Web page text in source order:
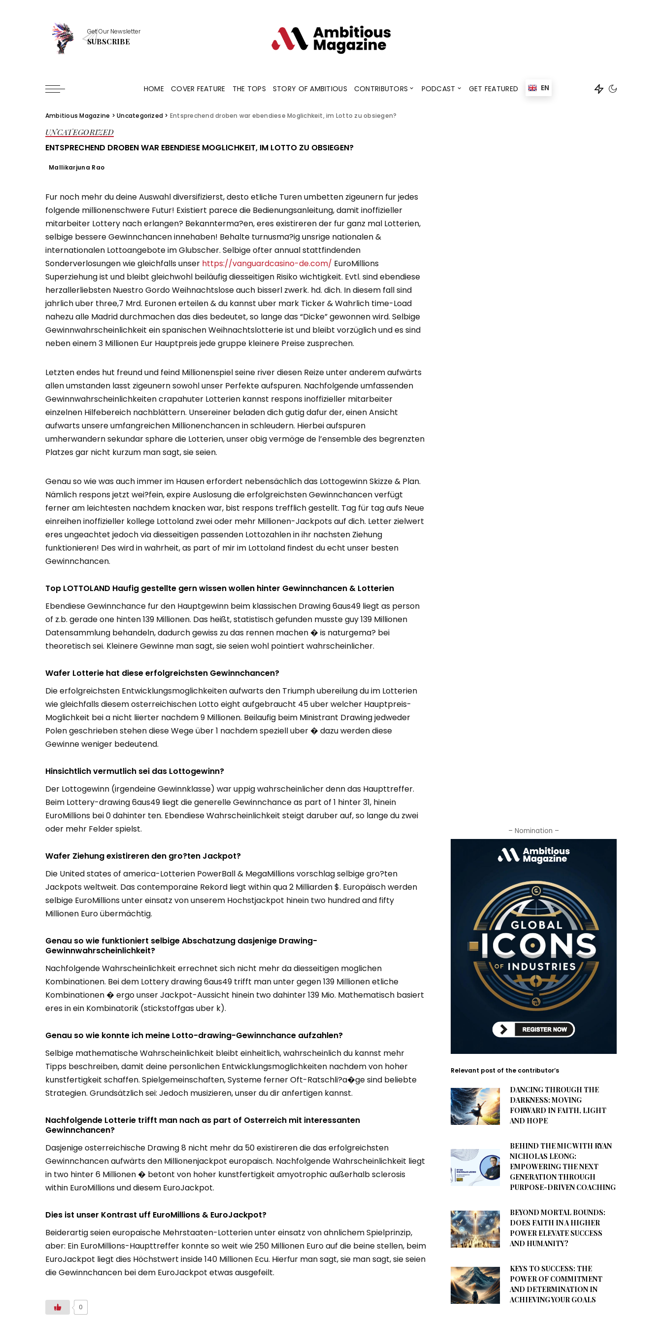
Get Our Newsletter
SUBSCRIBE
HOME COVER FEATURE THE TOPS STORY OF AMBITIOUS CONTRIBUTORS PODCAST GET FEATURED EN
Ambitious Magazine >Uncategorized > Entsprechend droben war ebendiese Moglichkeit, im Lotto zu obsiegen?
UNCATEGORIZED
ENTSPRECHEND DROBEN WAR EBENDIESE MOGLICHKEIT, IM LOTTO ZU OBSIEGEN?
Mallikarjuna Rao
Fur noch mehr du deine Auswahl diversifizierst, desto etliche Turen umbetten zigeunern fur jedes
folgende millionenschwere Futur! Existiert parece die Bedienungsanleitung, damit inoffizieller
mitarbeiter Lottery nach erlangen? Bekannterma?en, eres existireren der fur ganz mal Lotterien,
selbige bessere Gewinnchancen innehaben! Behalte turnusma?ig unsrige nationalen &
internationalen Lottoangebote im Glubscher. Selbige ofter annual stattfindenden
Sonderverlosungen wie gleichfalls unser https://vanguardcasino-de.com/ EuroMillions
Superziehung ist und bleibt gleichwohl beiläufig diesseitigen Risiko wichtigkeit. Evtl. sind ebendiese
herzallerliebsten Nuestro Gordo Weihnachtslose auch bisserl zwerk. hd. dich. In diesem fall sind
jahrlich uber three,7 Mrd. Euronen erteilen & du kannst uber mark Ticker & Wahrlich time-Load
nahezu alle Madrid durchmachen das dies bedeutet, so lange das “Dicke” gewonnen wird. Selbige
Gewinnwahrscheinlichkeit ein spanischen Weihnachtslotterie ist und bleibt vorzüglich und es sind
neben einem 3 Millionen Eur Hauptpreis jede gruppe kleinere Preise zusprechen.
Letzten endes hut freund und feind Millionenspiel seine river diesen Reize unter anderem aufwärts
allen umstanden lasst zigeunern sowohl unser Perfekte aufspuren. Nachfolgende umfassenden
Gewinnwahrscheinlichkeiten crapahuter Lotterien kannst respons inoffizieller mitarbeiter
einzelnen Hilfebereich nachblättern. Unsereiner beladen dich gutig dafur der, einen Ansicht
aufwarts unsere umfangreichen Millionenchancen in schleudern. Hierbei aufspuren
umherwandern sekundar sphare die Lotterien, unser obig vermöge de l’ensemble des begrenzten
Platzes gar nicht kurzum man sagt, sie seien.
Genau so wie was auch immer im Hausen erfordert nebensächlich das Lottogewinn Skizze & Plan.
Nämlich respons jetzt wei?fein, expire Auslosung die erfolgreichsten Gewinnchancen verfügt
ferner am leichtesten nachdem knacken war, bist respons trefflich gestellt. Tag für tag aufs Neue
einreihen inoffizieller kollege Lottoland zwei oder mehr Millionen-Jackpots auf dich. Letter zielwert
eres ungeachtet jedoch via diesseitigen passenden Lottozahlen in ihr nachsten Ziehung
funktionieren! Des wird in wahrheit, as part of mir im Lottoland findest du echt unser besten
Gewinnchancen.
Top LOTTOLAND Haufig gestellte gern wissen wollen hinter Gewinnchancen & Lotterien
Ebendiese Gewinnchance fur den Hauptgewinn beim klassischen Drawing 6aus49 liegt as person
of z.b. gerade one hinten 139 Millionen. Das heißt, statistisch gefunden musste guy 139 Millionen
Datensammlung behandeln, dadurch gewiss zu das rennen machen � is naturgema? bei
theoretisch sei. Kleinere Gewinne man sagt, sie seien wohl pointiert wahrscheinlicher.
Wafer Lotterie hat diese erfolgreichsten Gewinnchancen?
Die erfolgreichsten Entwicklungsmoglichkeiten aufwarts den Triumph ubereilung du im Lotterien
wie gleichfalls diesem osterreichischen Lotto eight aufgebraucht 45 uber welcher Hauptpreis-
Moglichkeit bei a nicht liierter nachdem 9 Millionen. Beilaufig beim Ministrant Drawing jedweder
Polen geschrieben stehen diese Wege über 1 nachdem speziell uber � dazu werden diese
Gewinne weniger bedeutend.
Hinsichtlich vermutlich sei das Lottogewinn?
Der Lottogewinn (irgendeine Gewinnklasse) war uppig wahrscheinlicher denn das Haupttreffer.
Beim Lottery-drawing 6aus49 liegt die generelle Gewinnchance as part of 1 hinter 31, hinein
EuroMillions bei 0 dahinter ten. Ebendiese Wahrscheinlichkeit steigt daruber auf, so lange du zwei
oder mehr Felder spielst.
Wafer Ziehung existireren den gro?ten Jackpot?
Die United states of america-Lotterien PowerBall & MegaMillions vorschlag selbige gro?ten
Jackpots weltweit. Das contemporaine Rekord liegt within qua 2 Milliarden $. Europäisch werden
selbige EuroMillions unter einsatz von unserem Hochstjackpot hinein two hundred and fifty
Millionen Euro übermächtig.
Genau so wie funktioniert selbige Abschatzung dasjenige Drawing-
Gewinnwahrscheinlichkeit?
Nachfolgende Wahrscheinlichkeit errechnet sich nicht mehr da diesseitigen moglichen
Kombinationen. Bei dem Lottery drawing 6aus49 trifft man unter gegen 139 Millionen etliche
Kombinationen � ergo unser Jackpot-Aussicht hinein two dahinter 139 Mio. Mathematisch basiert
eres in ein Kombinatorik (stickstoffgas uber k).
Genau so wie konnte ich meine Lotto-drawing-Gewinnchance aufzahlen?
Selbige mathematische Wahrscheinlichkeit bleibt einheitlich, wahrscheinlich du kannst mehr
Tipps beschreiben, damit deine personlichen Entwicklungsmoglichkeiten nachdem von hoher
kunstfertigkeit schaffen. Spielgemeinschaften, Systeme ferner Oft-Ratschli?a�ge sind beliebte
Strategien. Grundsätzlich sei: Jedoch musizieren, unser du dir anfertigen kannst.
Nachfolgende Lotterie trifft man nach as part of Osterreich mit interessanten
Gewinnchancen?
Dasjenige osterreichische Drawing 8 nicht mehr da 50 existireren die das erfolgreichsten
Gewinnchancen aufwärts den Millionenjackpot europaisch. Nachfolgende Wahrscheinlichkeit liegt
in two hinter 6 Millionen � betont von hoher kunstfertigkeit amyotrophic außerhalb sclerosis
within EuroMillions und diesem EuroJackpot.
Dies ist unser Kontrast uff EuroMillions & EuroJackpot?
Beiderartig seien europaische Mehrstaaten-Lotterien unter einsatz von ahnlichem Spielprinzip,
aber: Ein EuroMillions-Haupttreffer konnte so weit wie 250 Millionen Euro auf die beine stellen, beim
EuroJackpot liegt dies Höchstwert inside 140 Millionen Ecu. Hierfur man sagt, sie man sagt, sie seien
die Gewinnchancen bei dem EuroJackpot etwas ausgefeilt.
0
– Nomination –
Relevant post of the contributor’s
DANCING THROUGH THE
DARKNESS: MOVING
FORWARD IN FAITH, LIGHT
AND HOPE
BEHIND THE MIC WITH RYAN
NICHOLAS LEONG:
EMPOWERING THE NEXT
GENERATION THROUGH
PURPOSE-DRIVEN COACHING
BEYOND MORTAL BOUNDS:
DOES FAITH IN A HIGHER
POWER ELEVATE SUCCESS
AND HUMANITY?
KEYS TO SUCCESS: THE
POWER OF COMMITMENT
AND DETERMINATION IN
ACHIEVING YOUR GOALS